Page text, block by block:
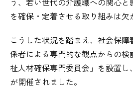
を確保・定着させる取り組みは欠
こうした状況を踏まえ、社会保
係者による専門的な観点からの
祉人材確保専門委員会」を設置し
が開催されました。